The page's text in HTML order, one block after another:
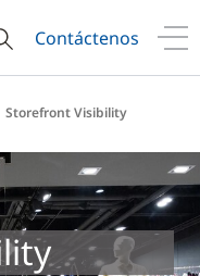
Contáctenos
Storefront Visibility